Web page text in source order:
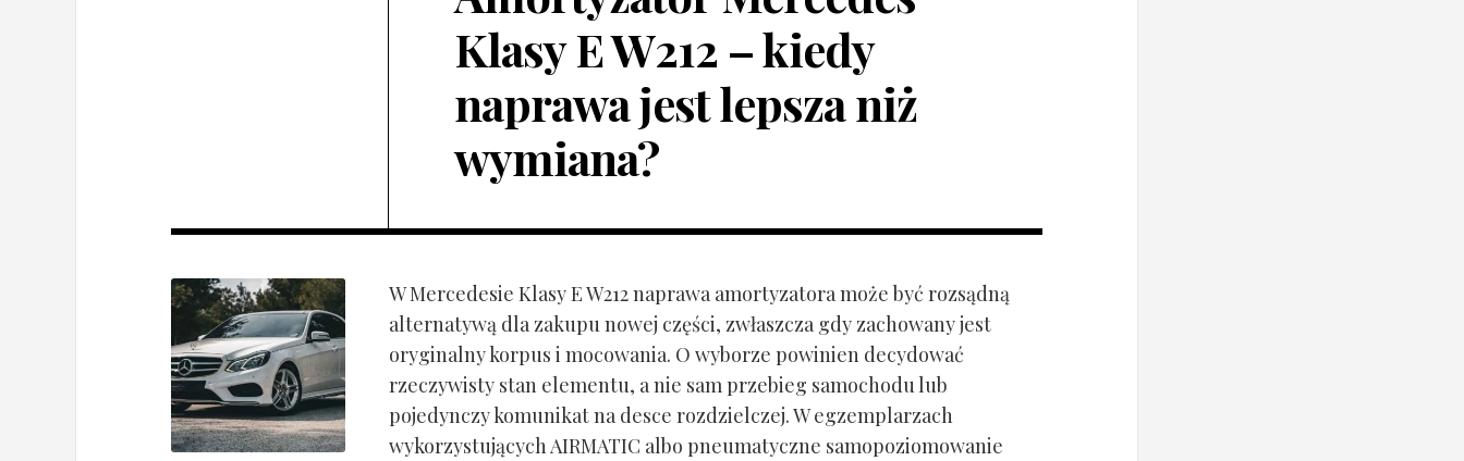
Klasy E W212 – kiedy
naprawa jest lepsza niż
wymiana?
W Mercedesie Klasy E W212 naprawa amortyzatora może być rozsądną
alternatywą dla zakupu nowej części, zwłaszcza gdy zachowany jest
oryginalny korpus i mocowania. O wyborze powinien decydować
rzeczywisty stan elementu, a nie sam przebieg samochodu lub
pojedynczy komunikat na desce rozdzielczej. W egzemplarzach
wykorzystujących AIRMATIC albo pneumatyczne samopoziomowanie